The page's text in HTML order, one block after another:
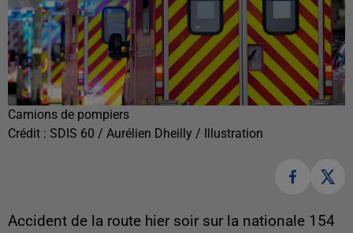
Camions de pompiers
Crédit : SDIS 60 / Aurélien Dheilly / Illustration
Accident de la route hier soir sur la nationale 154